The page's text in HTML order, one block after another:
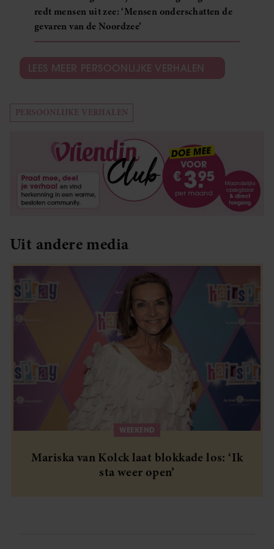
redt mensen uit zee: ‘Mensen onderschatten de
gevaren van de Noordzee’
LEES MEER PERSOONLIJKE VERHALEN
PERSOONLIJKE VERHALEN
Uit andere media
WEEKEND
Mariska van Kolck laat blokkade los: ‘Ik
sta weer open’